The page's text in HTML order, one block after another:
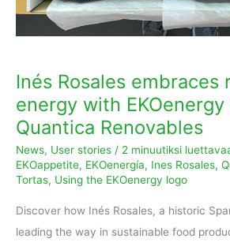
Inés Rosales embraces
energy with EKOenergy
Quantica Renovables
News, User stories / 2 minuutiksi
EKOappetite, EKOenergía, Ines Rosales,
Tortas, Using the EKOenergy logo
Discover how Inés Rosales, a historic
leading the way in sustainable food
Renovables